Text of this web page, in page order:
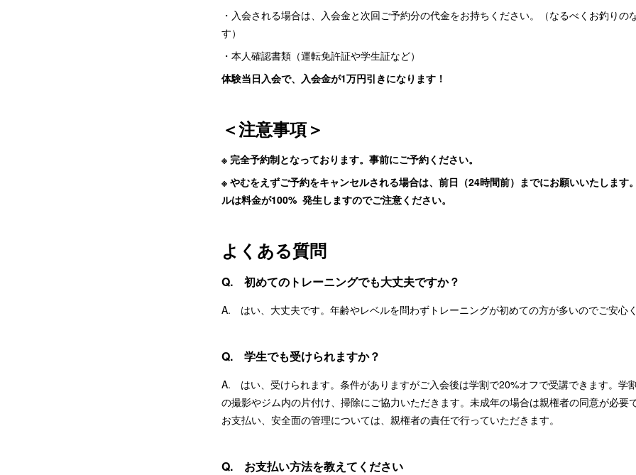
・入会される場合は、入会金と次回ご予約分の代金をお持ちください。（なるべくお釣りの
す）
・本人確認書類（運転免許証や学生証など）
体験当日入会で、入会金が1万円引きになります！
＜注意事項＞
※ 完全予約制となっております。事前にご予約ください。
※ やむをえずご予約をキャンセルされる場合は、前日（24時間前）までにお願いいたします
ルは料金が100% 発生しますのでご注意ください。
よくある質問
Q. 初めてのトレーニングでも大丈夫ですか？
A. はい、大丈夫です。年齢やレベルを問わずトレーニングが初めての方が多いのでご安心く
Q. 学生でも受けられますか？
A. はい、受けられます。条件がありますがご入会後は学割で20%オフで受講できます。学
の撮影やジム内の片付け、掃除にご協力いただきます。未成年の場合は親権者の同意が必要
お支払い、安全面の管理については、親権者の責任で行っていただきます。
Q. お支払い方法を教えてください